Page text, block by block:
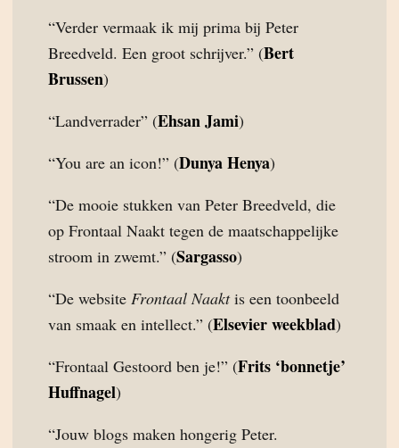
“Verder vermaak ik mij prima bij Peter
Breedveld. Een groot schrijver.” (Bert
Brussen)
“Landverrader” (Ehsan Jami)
“You are an icon!” (Dunya Henya)
“De mooie stukken van Peter Breedveld, die
op Frontaal Naakt tegen de maatschappelijke
stroom in zwemt.” (Sargasso)
“De website Frontaal Naaktis een toonbeeld
van smaak en intellect.” (Elsevier weekblad)
“Frontaal Gestoord ben je!” (Frits ‘bonnetje’
Huffnagel)
“Jouw blogs maken hongerig Peter.